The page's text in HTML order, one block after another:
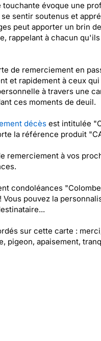
évoque une
sentir soutenus et
peut apporter un brin
rappelant à chacun
de remerciement en
et rapidement à ceux
à travers une
ces moments de deuil.
décèsest intitulée
la référence produit
remerciement à vos
condoléances
pouvez la
sur cette carte :
pigeon, apaisement,